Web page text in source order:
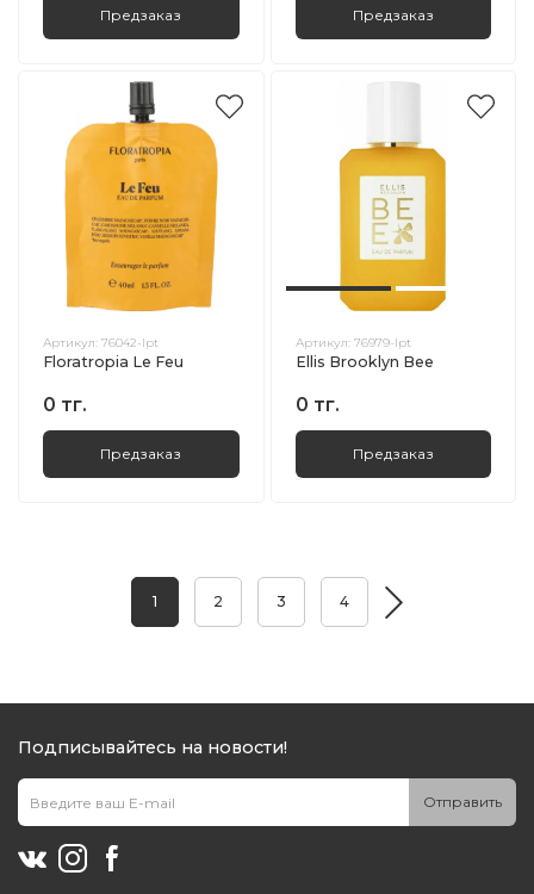
Предзаказ Предзаказ
Артикул: 76042-lpt
Floratropia Le Feu
0 тг.
Предзаказ
Артикул: 76979-lpt
Ellis Brooklyn Bee
0 тг.
Предзаказ
1 2 3 4
Подписывайтесь на новости!
Отправить